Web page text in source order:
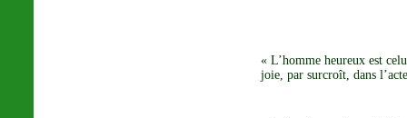
« L’homme heureux est
joie, par surcroît, dans